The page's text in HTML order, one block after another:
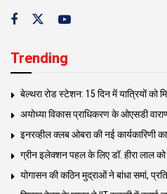
Trending
बेल्थरा रोड स्टेशन: 15 दिन में यात्रियों को
अयोध्या विकास प्राधिकरण के ओएसडी
इनरव्हील क्लब ओबरा की नई कार्यकारिणी
ग्रीन इलेक्शन पहल के लिए डॉ. हीरा लाल
योगासन की कठिन मुद्राओं ने बांधा समां,